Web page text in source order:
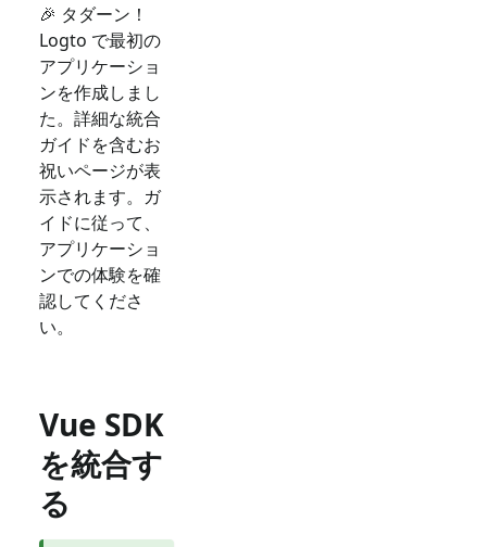
🎉 タダーン！
Logto で最初の
アプリケーショ
ンを作成しまし
た。詳細な統合
ガイドを含むお
祝いページが表
示されます。ガ
イドに従って、
アプリケーショ
ンでの体験を確
認してくださ
い。
Vue SDK
を統合す
る